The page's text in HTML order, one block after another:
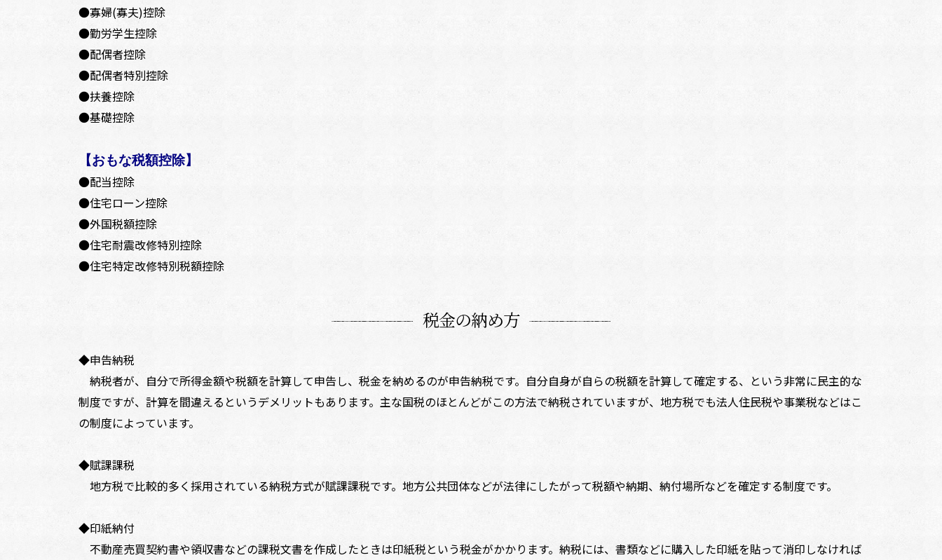
●寡婦(寡夫)控除
●勤労学生控除
●配偶者控除
●配偶者特別控除
●扶養控除
●基礎控除
【おもな税額控除】
●配当控除
●住宅ローン控除
●外国税額控除
●住宅耐震改修特別控除
●住宅特定改修特別税額控除
税金の納め方
◆申告納税
納税者が、自分で所得金額や税額を計算して申告し、税金を納めるのが申告納税です。自分自身が自らの税額を計算して確定する、という非常に民主的な
制度ですが、計算を間違えるというデメリットもあります。主な国税のほとんどがこの方法で納税されていますが、地方税でも法人住民税や事業税などはこ
の制度によっています。
◆賦課課税
地方税で比較的多く採用されている納税方式が賦課課税です。地方公共団体などが法律にしたがって税額や納期、納付場所などを確定する制度です。
◆印紙納付
不動産売買契約書や領収書などの課税文書を作成したときは印紙税という税金がかかります。納税には、書類などに購入した印紙を貼って消印しなければ